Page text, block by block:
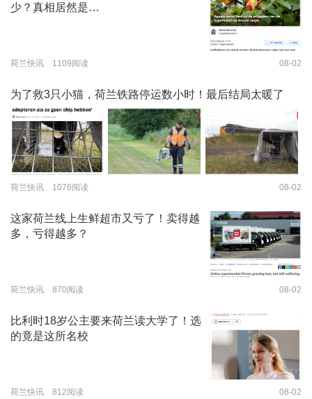
少？真相居然是…
荷兰快讯 1109阅读 08-02
为了救3只小猫，荷兰铁路停运数小时！最后结局太暖了
荷兰快讯 1076阅读 08-02
这家荷兰线上生鲜超市又亏了！卖得越
多，亏得越多？
荷兰快讯 870阅读 08-02
比利时18岁公主要来荷兰读大学了！选
的竟是这所名校
荷兰快讯 812阅读 08-02